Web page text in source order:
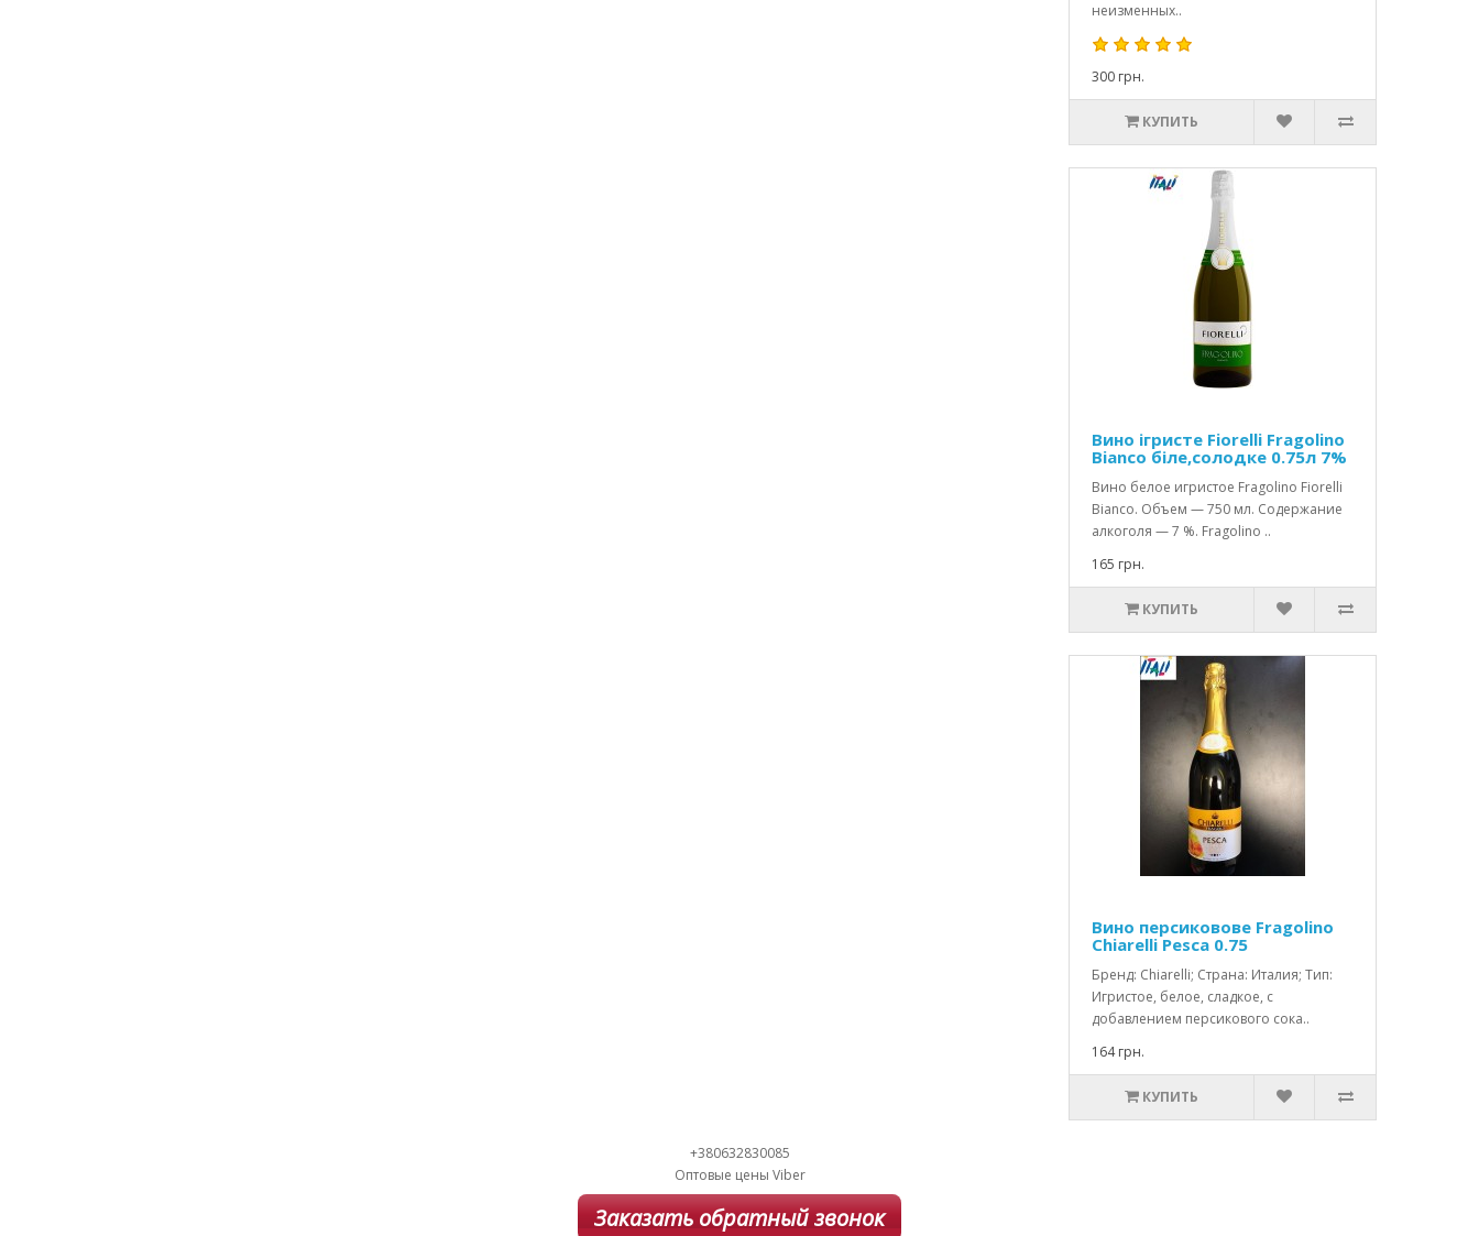
неизменных..
300 грн.
КУПИТЬ
Вино ігристе Fiorelli Fragolino
Bianco біле,солодке 0.75л 7%
Вино белое игристое Fragolino Fiorelli
Bianco. Объем — 750 мл. Содержание
алкоголя — 7 %. Fragolino ..
165 грн.
КУПИТЬ
Вино персиковове Fragolino
Chiarelli Pesca 0.75
Бренд: Chiarelli; Страна: Италия; Тип:
Игристое, белое, сладкое, с
добавлением персикового сока..
164 грн.
КУПИТЬ
+380632830085
Оптовые цены Viber
Заказать обратный звонок